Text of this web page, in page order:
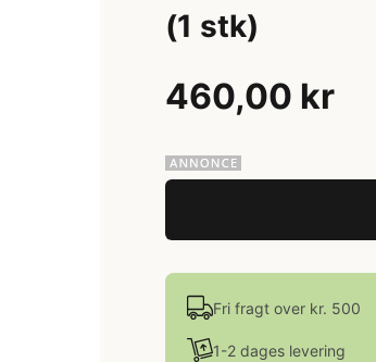
(1 stk)
460,00 kr
Fri fragt over kr. 500
1-2 dages levering